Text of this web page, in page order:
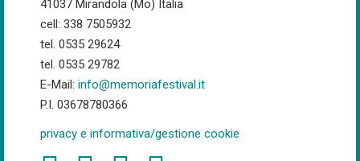
41037 Mirandola (Mo) Italia
cell: 338 7505932
tel. 0535 29624
tel. 0535 29782
E-Mail: info@memoriafestival.it
P.I. 03678780366
privacy e informativa/gestione cookie